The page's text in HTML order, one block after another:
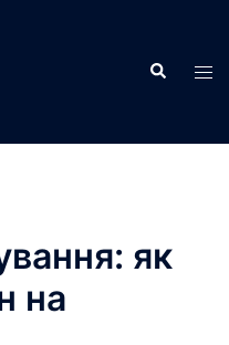
Пошук
як
на